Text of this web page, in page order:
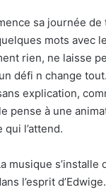
sa journée
mots avec
rien, ne laisse
défi n change
explication,
pense à une
l’attend.
musique s’installe
l’esprit